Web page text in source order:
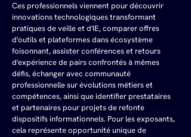
Ces professionnels viennent pour découvrir
innovations technologiques transformant
pratiques de veille et d'IE, comparer offres
d'outils et plateformes dans écosystème
foisonnant, assister conférences et retours
d'expérience de pairs confrontés à mêmes
défis, échanger avec communauté
professionnelle sur évolutions métiers et
compétences, ainsi que identifier prestataires
et partenaires pour projets de refonte
dispositifs informationnels. Pour les exposants,
cela représente opportunité unique de